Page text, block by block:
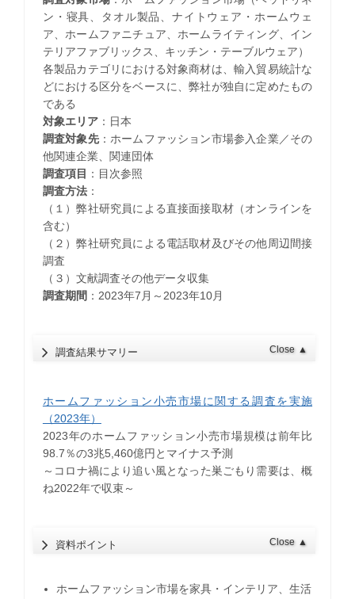
ン・寝具、タオル製品、ナイトウェア・ホームウェ
ア、ホームファニチュア、ホームライティング、イン
テリアファブリックス、キッチン・テーブルウェア）
各製品カテゴリにおける対象商材は、輸入貿易統計な
どにおける区分をベースに、弊社が独自に定めたもの
である
対象エリア：日本
調査対象先：ホームファッション市場参入企業／その
他関連企業、関連団体
調査項目 ：目次参照
調査方法：
（１）弊社研究員による直接面接取材（オンラインを
含む）
（２）弊社研究員による電話取材及びその他周辺間接
調査
（３）文献調査その他データ収集
調査期間 ：2023年7月～2023年10月
調査結果サマリー Close ▲
ホームファッション小売市場に関する調査を実施
（2023年）
2023年のホームファッション小売市場規模は前年比
98.7％の3兆5,460億円とマイナス予測
​～コロナ禍により追い風となった巣ごもり需要は、概
ね2022年で収束～
資料ポイント Close ▲
ホームファッション市場を家具・インテリア、生活